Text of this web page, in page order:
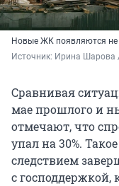
Новые ЖК появляются не
Источник: Ирина Шарова
Сравнивая
мае прошлого и
отмечают, что
упал на 30%.
следствием
с господдержкой,